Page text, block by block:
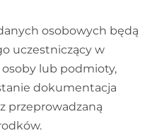
osobowych będą
uczestniczący w
osoby lub podmioty,
dokumentacja
przeprowadzaną